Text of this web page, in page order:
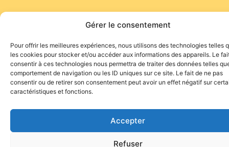
Gérer le consentement
Pour offrir les meilleures expériences, nous utilisons des technologies telles
les cookies pour stocker et/ou accéder aux informations des appareils. Le
consentir à ces technologies nous permettra de traiter des données telles
comportement de navigation ou les ID uniques sur ce site. Le fait de ne pas
consentir ou de retirer son consentement peut avoir un effet négatif sur
caractéristiques et fonctions.
Accepter
Refuser